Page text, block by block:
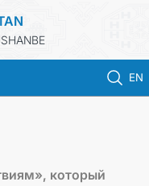
EN
который